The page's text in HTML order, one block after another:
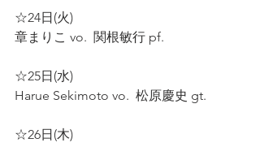
☆24日(火)
章まりこ vo.  関根敏行 pf.
☆25日(水)
Harue Sekimoto vo.  松原慶史 gt.
☆26日(木)